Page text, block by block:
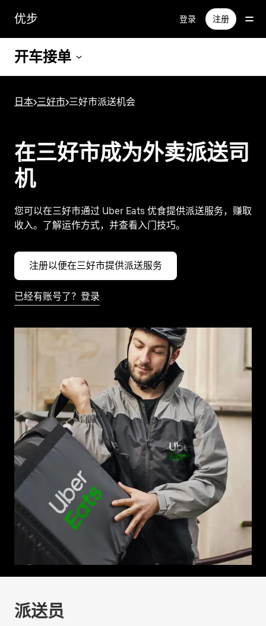
容
优步 登录 注册
开车接单
日本>三好市>三好市派送机会
在三好市成为外卖派送司
机
您可以在三好市通过 Uber Eats 优食提供派送服务，赚取
收入。了解运作方式，并查看入门技巧。
注册以便在三好市提供派送服务
已经有账号了？登录
派送员